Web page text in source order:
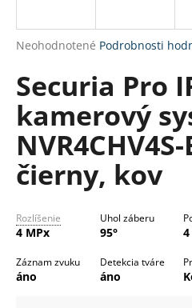
Priemerné
produktu
je
0,0
5
hviezdičiek.
Neohodnotené Podrobnosti
Securia Pro
kamerový
čierny, kov
Rozlíšenie
4 MPx
Uhol záberu
95° 4
Záznam zvuku
áno
Detekcia tváre
áno
j
ť
?
HĽADAŤ
O
d